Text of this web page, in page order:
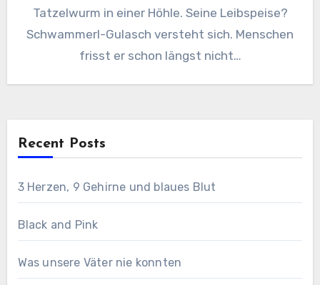
Tatzelwurm in einer Höhle. Seine Leibspeise?
Schwammerl-Gulasch versteht sich. Menschen
frisst er schon längst nicht…
Recent Posts
3 Herzen, 9 Gehirne und blaues Blut
Black and Pink
Was unsere Väter nie konnten